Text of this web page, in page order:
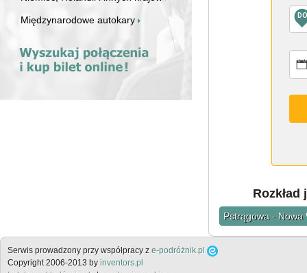
Międzynarodowe autokary DO
Pstrągowa - Nowa
Serwis prowadzony przy współpracy z e-podróżnik.pl
Copyright 2006-2013 by inventors.pl